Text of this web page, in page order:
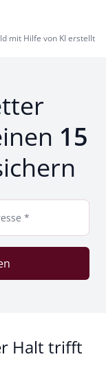
mit Hilfe von KI erstellt
15
*
Halt trifft